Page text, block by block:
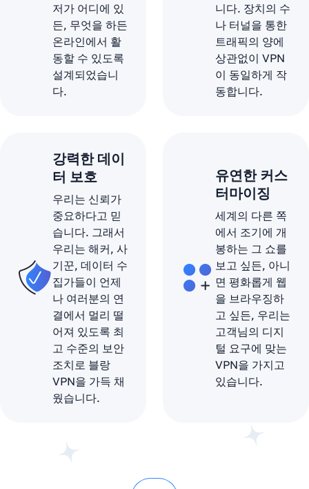
저가 어디에 있
든, 무엇을 하든
온라인에서 활
동할 수 있도록
설계되었습니
다.
니다. 장치의 수
나 터널을 통한
트래픽의 양에
상관없이 VPN
이 동일하게 작
동합니다.
강력한 데이
터 보호
우리는 신뢰가
중요하다고 믿
습니다. 그래서
우리는 해커, 사
기꾼, 데이터 수
집가들이 언제
나 여러분의 연
결에서 멀리 떨
어져 있도록 최
고 수준의 보안
조치로 블랑
VPN을 가득 채
웠습니다.
유연한 커스
터마이징
세계의 다른 쪽
에서 조기에 개
봉하는 그 쇼를
보고 싶든, 아니
면 평화롭게 웹
을 브라우징하
고 싶든, 우리는
고객님의 디지
털 요구에 맞는
VPN을 가지고
있습니다.